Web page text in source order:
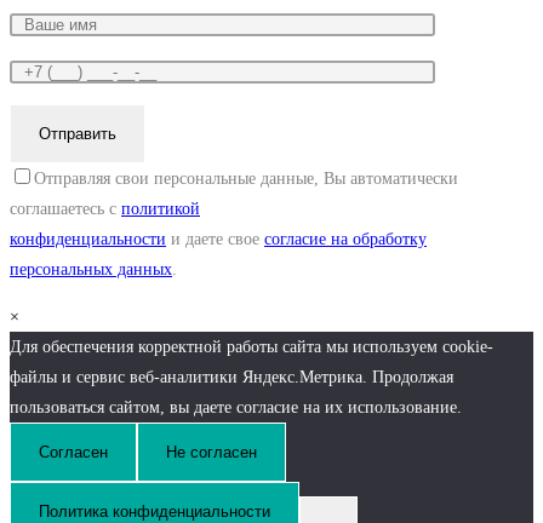
Отправляя свои персональные данные, Вы автоматически
соглашаетесь с политикой
конфиденциальности и даете свое согласие на обработку
персональных данных.
×
Для обеспечения корректной работы сайта мы используем cookie-
файлы и сервис веб-аналитики Яндекс.Метрика. Продолжая
пользоваться сайтом, вы даете согласие на их использование.
Согласен Не согласен
Политика конфиденциальности